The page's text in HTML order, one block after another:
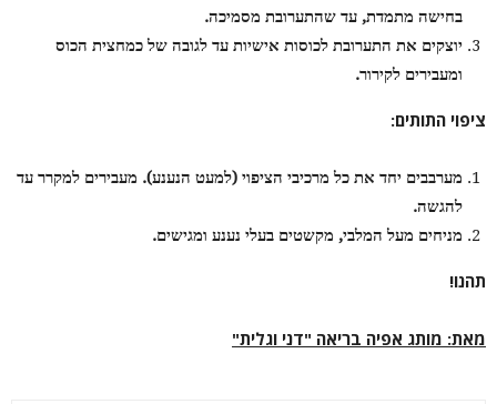
בחישה מתמדת, עד שהתערובת מסמיכה.
יוצקים את התערובת לכוסות אישיות עד לגובה של כמחצית הכוס
ומעבירים לקירור.
ציפוי התותים:
מערבבים יחד את כל מרכיבי הציפוי (למעט הנענע). מעבירים למקרר עד
להגשה.
מניחים מעל המלבי, מקשטים בעלי נענע ומגישים.
תהנו!
מאת: מותג אפיה בריאה "דני וגלית"